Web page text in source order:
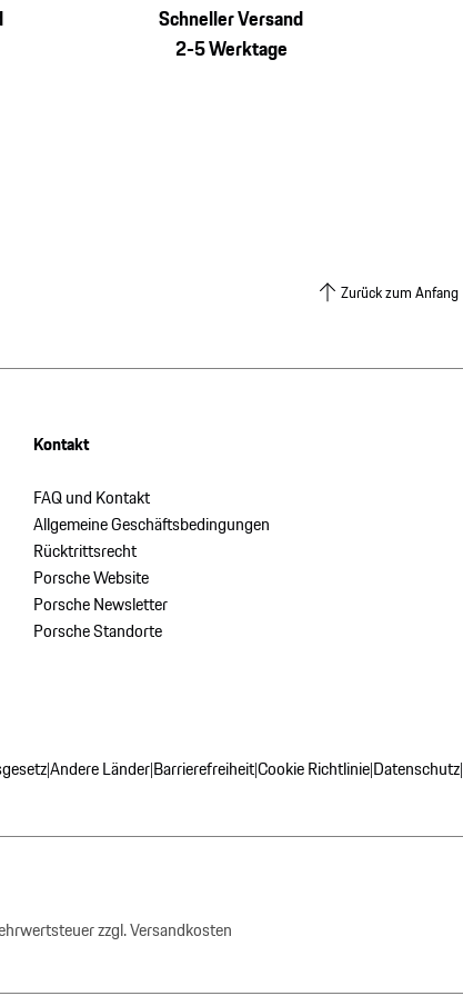
Schneller Versand
2-5 Werktage
Zurück zum Anfang
Kontakt
FAQ und Kontakt
Allgemeine Geschäftsbedingungen
Rücktrittsrecht
Porsche Website
Porsche Newsletter
Porsche Standorte
|Andere Länder|Barrierefreiheit|Cookie Richtlinie|Datenschutz|
zzgl. Versandkosten